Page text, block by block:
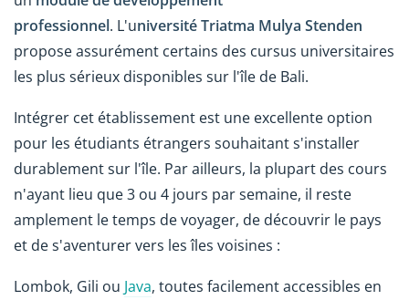
professionnel. L'université Triatma Mulya Stenden
propose assurément certains des cursus universitaires
les plus sérieux disponibles sur l'île de Bali.
Intégrer cet établissement est une excellente option
pour les étudiants étrangers souhaitant s'installer
durablement sur l'île. Par ailleurs, la plupart des cours
n'ayant lieu que 3 ou 4 jours par semaine, il reste
amplement le temps de voyager, de découvrir le pays
et de s'aventurer vers les îles voisines :
Lombok, Gili ou Java, toutes facilement accessibles en